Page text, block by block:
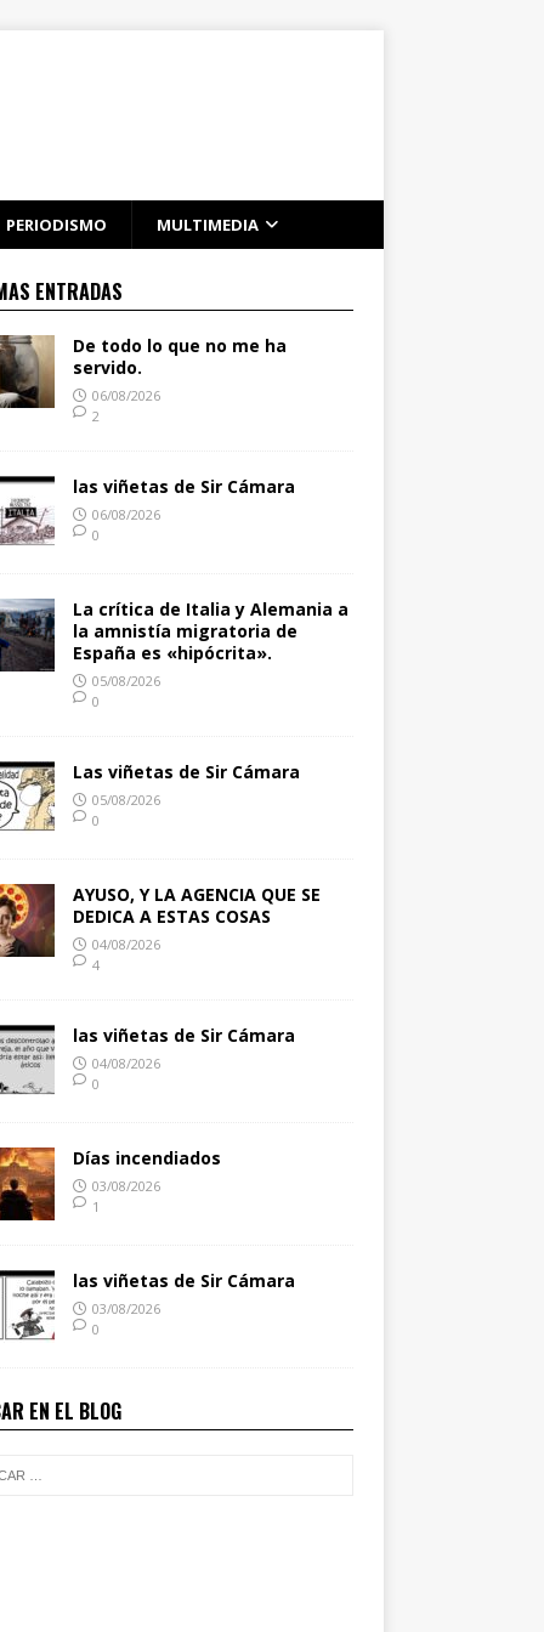
PERIODISMO MULTIMEDIA
ENTRADAS
De todo lo que no me ha
servido.
06/08/2026
2
las viñetas de Sir Cámara
06/08/2026
0
La crítica de Italia y Alemania a
la amnistía migratoria de
España es «hipócrita».
05/08/2026
0
Las viñetas de Sir Cámara
05/08/2026
0
AYUSO, Y LA AGENCIA QUE SE
DEDICA A ESTAS COSAS
04/08/2026
4
las viñetas de Sir Cámara
04/08/2026
0
Días incendiados
03/08/2026
1
las viñetas de Sir Cámara
03/08/2026
0
EN EL BLOG